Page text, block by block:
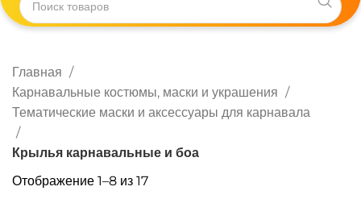
Главная
Карнавальные костюмы, маски и украшения
Тематические маски и аксессуары для карнавала
Крылья карнавальные и боа
Отображение 1–8 из 17